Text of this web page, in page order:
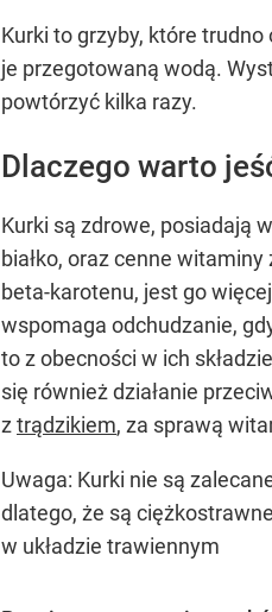
Kurki to grzyby, które
je przegotowaną wodą.
powtórzyć kilka razy.
Dlaczego warto
Kurki są zdrowe, posiadają
białko, oraz cenne
beta-karotenu, jest go
wspomaga odchudzanie,
to z obecności w ich
się również działanie
z trądzikiem, za sprawą
Uwaga: Kurki nie są
dlatego, że są
w układzie trawiennym